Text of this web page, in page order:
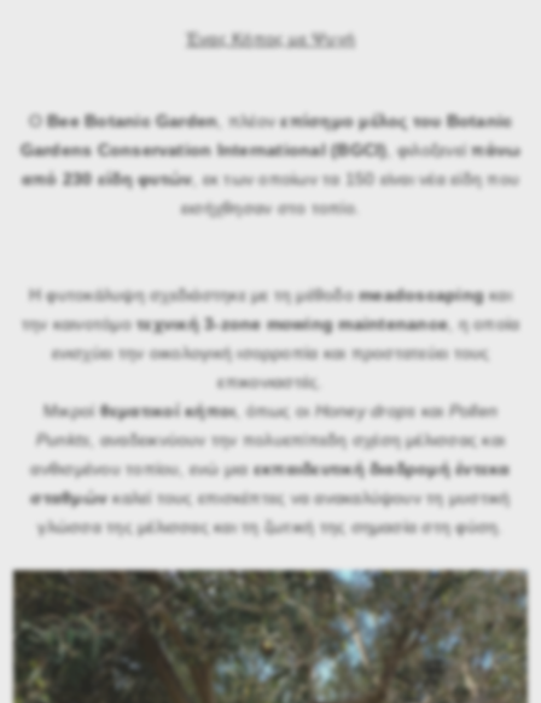
Ένας Κήπος με Ψυχή
ΟBee Botanic Garden, πλέονεπίσημο μέλος του Botanic
Gardens Conservation International (BGCI), φιλοξενείπάνω
από 230 είδη φυτών, εκ των οποίων τα 150 είναι νέα είδη που
εισήχθησαν στο τοπίο.
Η φυτοκάλυψη σχεδιάστηκε με τη μέθοδοmeadoscapingκαι
την καινοτόμοτεχνική 3-zone mowing maintenance, η οποία
ενισχύει την οικολογική ισορροπία και προστατεύει τους
επικονιαστές.
Μικροίθεματικοί κήποι, όπως οι Honey drops και Pollen
Punkts, αναδεικνύουν την πολυεπίπεδη σχέση μέλισσας και
ανθισμένου τοπίου, ενώ μιαεκπαιδευτική διαδρομή έντεκα
σταθμώνκαλεί τους επισκέπτες να ανακαλύψουν τη μυστική
γλώσσα της μέλισσας και τη ζωτική της σημασία στη φύση.